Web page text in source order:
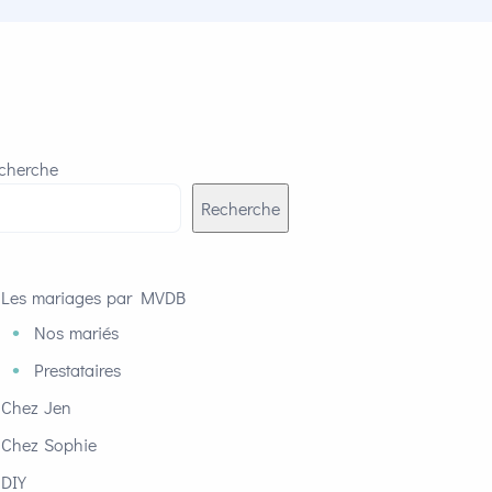
Recherche
Les mariages par MVDB
Nos mariés
Prestataires
Chez Jen
Chez Sophie
DIY